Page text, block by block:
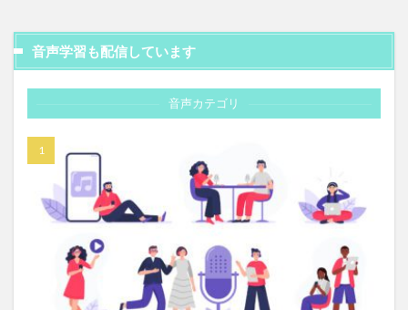
音声学習も配信しています
音声カテゴリ